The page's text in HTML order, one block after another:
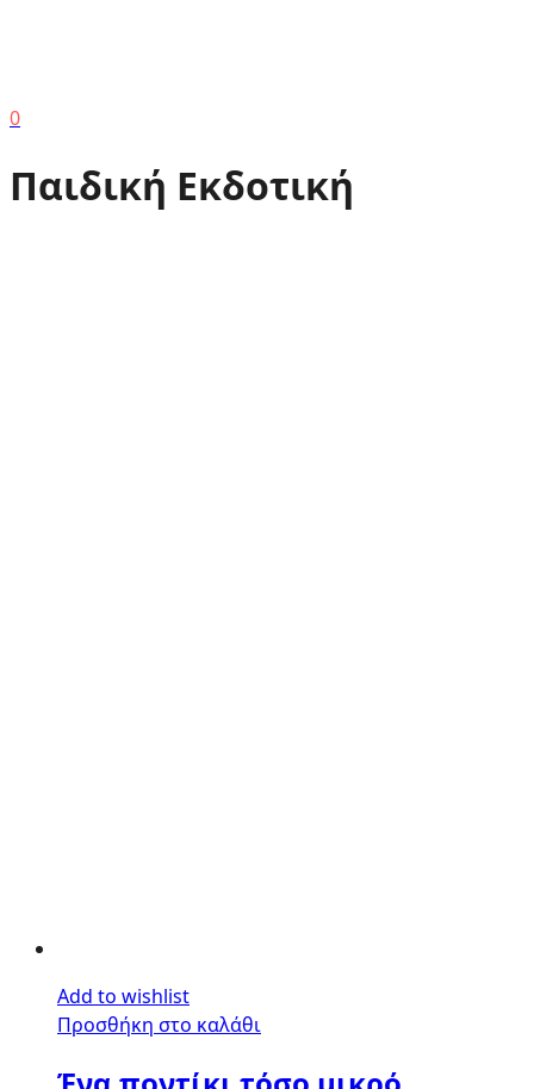
0
Παιδική Εκδοτική
Add to wishlist
Προσθήκη στο καλάθι